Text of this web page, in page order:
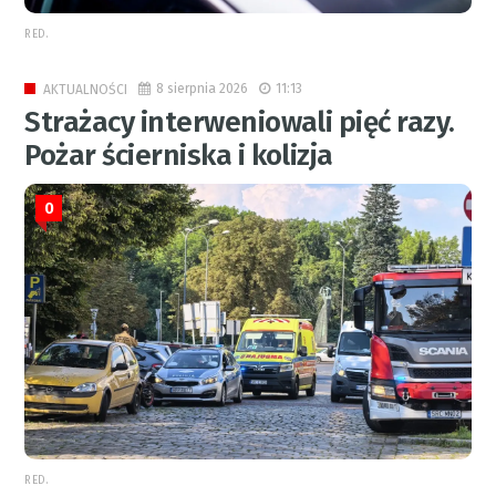
RED.
AKTUALNOŚCI 8 sierpnia 2026 11:13
Strażacy interweniowali pięć razy.
Pożar ścierniska i kolizja
0
RED.